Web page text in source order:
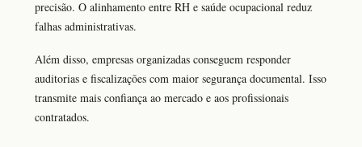
precisão. O alinhamento entre RH e saúde ocupacional reduz
falhas administrativas.
Além disso, empresas organizadas conseguem responder
auditorias e fiscalizações com maior segurança documental. Isso
transmite mais confiança ao mercado e aos profissionais
contratados.